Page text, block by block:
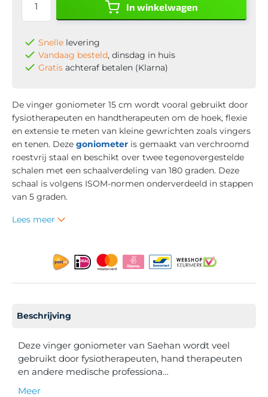
In winkelwagen
Snelle levering
Vandaag besteld, dinsdag in huis
Gratis achteraf betalen (Klarna)
De vinger goniometer 15 cm wordt vooral gebruikt door
fysiotherapeuten en handtherapeuten om de hoek, flexie
en extensie te meten van kleine gewrichten zoals vingers
en tenen. Deze goniometer is gemaakt van verchroomd
roestvrij staal en beschikt over twee tegenovergestelde
schalen met een schaalverdeling van 180 graden. Deze
schaal is volgens ISOM-normen onderverdeeld in stappen
van 5 graden.
Lees meer
Beschrijving
Deze vinger goniometer van Saehan wordt veel
gebruikt door fysiotherapeuten, hand therapeuten
en andere medische professiona…
Meer